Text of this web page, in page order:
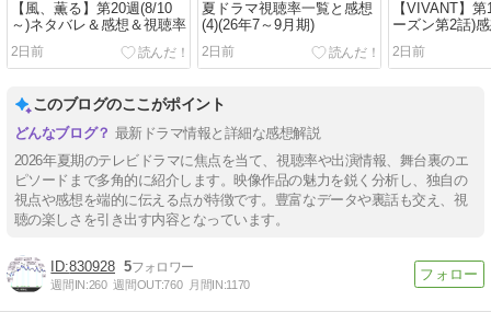
【風、薫る】第20週(8/10
～)ネタバレ＆感想＆視聴率
2日前
夏ドラマ視聴率一覧と感想
(4)(26年7～9月期)
2日前
【VIVANT】
ーズン第2話)
2日前
このブログのここがポイント
最新ドラマ情報と詳細な感想解説
2026年夏期のテレビドラマに焦点を当て、視聴率や出演情報、舞台裏のエ
ピソードまで多角的に紹介します。映像作品の魅力を鋭く分析し、独自の
視点や感想を端的に伝える点が特徴です。豊富なデータや裏話も交え、視
聴の楽しさを引き出す内容となっています。
830928 5
週間IN:260 週間OUT:760 月間IN:1170